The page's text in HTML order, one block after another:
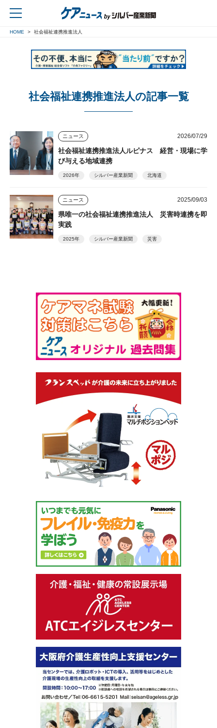
HOME 社会福祉連携推進法人
社会福祉連携推進法人の記事一覧
ニュース 2026/07/29
社会福祉連携推進法人ルピナス 経営・現場に学
び与える地域連携
2026年 シルバー産業新聞 北海道
ニュース 2025/09/03
県唯一の社会福祉連携推進法人 災害時連携を即
実践
2025年 シルバー産業新聞 災害